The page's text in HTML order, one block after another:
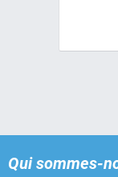
Qui sommes-